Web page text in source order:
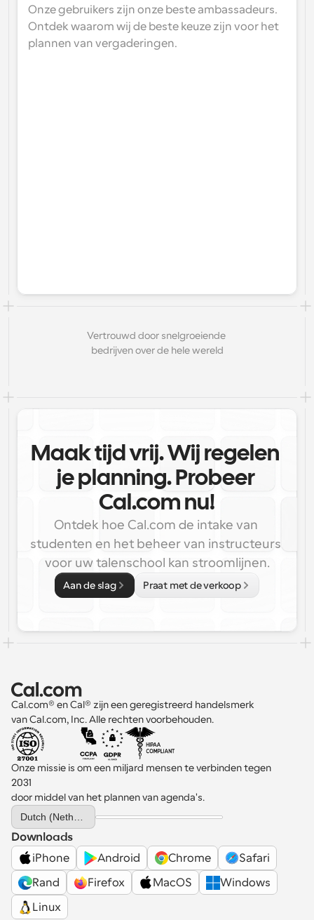
Onze gebruikers zijn onze beste ambassadeurs.
Ontdek waarom wij de beste keuze zijn voor het
plannen van vergaderingen.
Vertrouwd door snelgroeiende
bedrijven over de hele wereld
Maak tijd vrij. Wij regelen
je planning. Probeer
Cal.com nu!
Ontdek hoe Cal.com de intake van
studenten en het beheer van instructeurs
voor uw talenschool kan stroomlijnen.
Aan de slag Praat met de verkoop
Cal.com® en Cal® zijn een geregistreerd handelsmerk
van Cal.com, Inc. Alle rechten voorbehouden.
Onze missie is om een miljard mensen te verbinden tegen
2031
door middel van het plannen van agenda's.
Select Language
Downloads
iPhone
Android Chrome
Safari
Rand
Firefox MacOS
Windows
Linux